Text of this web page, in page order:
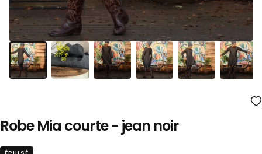
Robe Mia courte - jean noir